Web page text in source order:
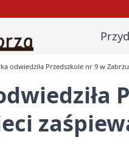
odwiedziła Przedszkole nr 9 w